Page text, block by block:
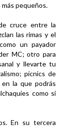
pequeños.
cruce entre la
las rimas y el
un payador
MC; otro para
y llevarte tu
picnics de
la que podrás
como si
En su tercera